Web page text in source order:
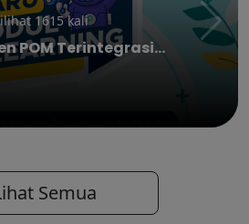
1615 kali
POM Terintegrasi...
Semua